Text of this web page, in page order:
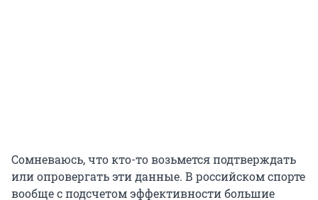
Сомневаюсь, что кто-то возьмется подтверждать
или опровергать эти данные. В российском спорте
вообще с подсчетом эффективности большие